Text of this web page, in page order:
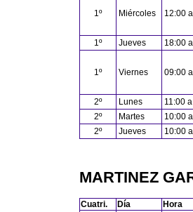
1º Miércoles 12:00
1º Jueves 18:00
1º Viernes 09:00
2º Lunes
11:00
2º
Martes
10:00
2º
Jueves 10:00
MARTINEZ
Cuatri. Día
Hora